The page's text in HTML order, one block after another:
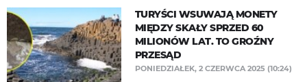
TURYŚCI WSUWAJĄ MONETY
MIĘDZY SKAŁY SPRZED 60
MILIONÓW LAT. TO GROŹNY
PRZESĄD
PONIEDZIAŁEK, 2 CZERWCA 2025 (10:24)